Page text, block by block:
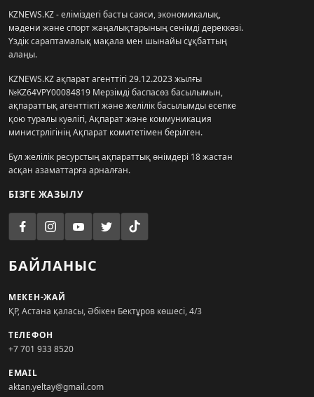
KZNEWS.KZ - еліміздегі басты саяси, экономикалық,
мәдени және спорт жаңалықтарының сенімді дереккөзі.
Үздік сараптамалық мақала мен шынайы сұқбаттың
алаңы.
KZNEWS.KZ ақпарат агенттігі 29.12.2023 жылғы
№KZ64VPY00084819 Мерзімді баспасөз басылымын,
ақпараттық агенттікті және желілік басылымды есепке
қою туралы куәлігі, Ақпарат және коммуникация
министрлігінің Ақпарат комитетімен берілген.
Бұл желілік ресурстың ақпараттық өнімдері 18 жастан
асқан азаматтарға арналған.
БІЗГЕ ЖАЗЫЛУ
БАЙЛАНЫС
МЕКЕН-ЖАЙ
ҚР, Астана қаласы, Әбікен Бектұров көшесі, 4/3
ТЕЛЕФОН
+7 701 933 8520
EMAIL
aktan.yeltay@gmail.com